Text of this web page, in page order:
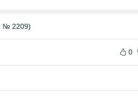
№ 2209)
0